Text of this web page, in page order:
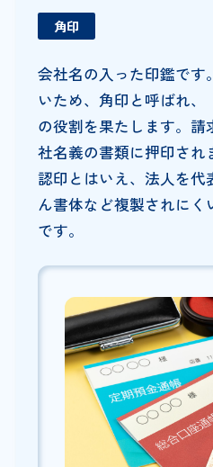
角印
会社名の入った印鑑です
いため、角印と呼ばれ、
の役割を果たします。請
社名義の書類に押印され
認印とはいえ、法人を代
ん書体など複製されにく
です。